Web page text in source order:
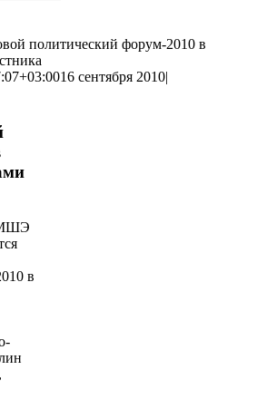
политический форум-2010 в
16 сентября 2010|
МШЭ
в